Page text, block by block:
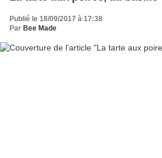
Publié le 18/09/2017 à 17:38
Par Bee Made